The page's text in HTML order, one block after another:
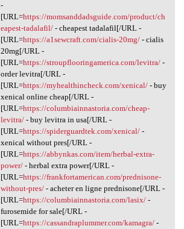
-
[URL=https://momsanddadsguide.com/product/ch
eapest-tadalafil/- cheapest tadalafil[/URL -
[URL=https://a1sewcraft.com/cialis-20mg/- cialis
20mg[/URL -
[URL=https://stroupflooringamerica.com/levitra/-
order levitra[/URL -
[URL=https://myhealthincheck.com/xenical/- buy
xenical online cheap[/URL -
[URL=https://columbiainnastoria.com/cheap-
levitra/- buy levitra in usa[/URL -
[URL=https://spiderguardtek.com/xenical/-
xenical without pres[/URL -
[URL=https://abbynkas.com/item/herbal-extra-
power/- herbal extra power[/URL -
[URL=https://frankfortamerican.com/prednisone-
without-pres/- acheter en ligne prednisone[/URL -
[URL=https://columbiainnastoria.com/lasix/-
furosemide for sale[/URL -
[URL=https://cassandraplummer.com/kamagra/-